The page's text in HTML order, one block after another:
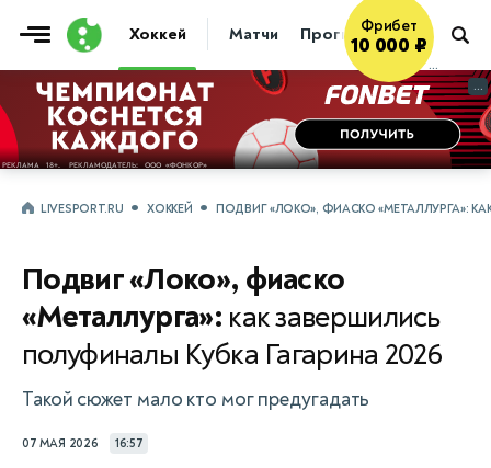
Хоккей Матчи ПрогнозыФрибет
10 000 ₽
...
...
LIVESPORT.RU ХОККЕЙ ПОДВИГ «ЛОКО», ФИАСКО «МЕТАЛЛУРГА»:
Подвиг «Локо», фиаско
«Металлурга»: как завершились
полуфиналы Кубка Гагарина 2026
Такой сюжет мало кто мог предугадать
07 МАЯ 2026 16:57